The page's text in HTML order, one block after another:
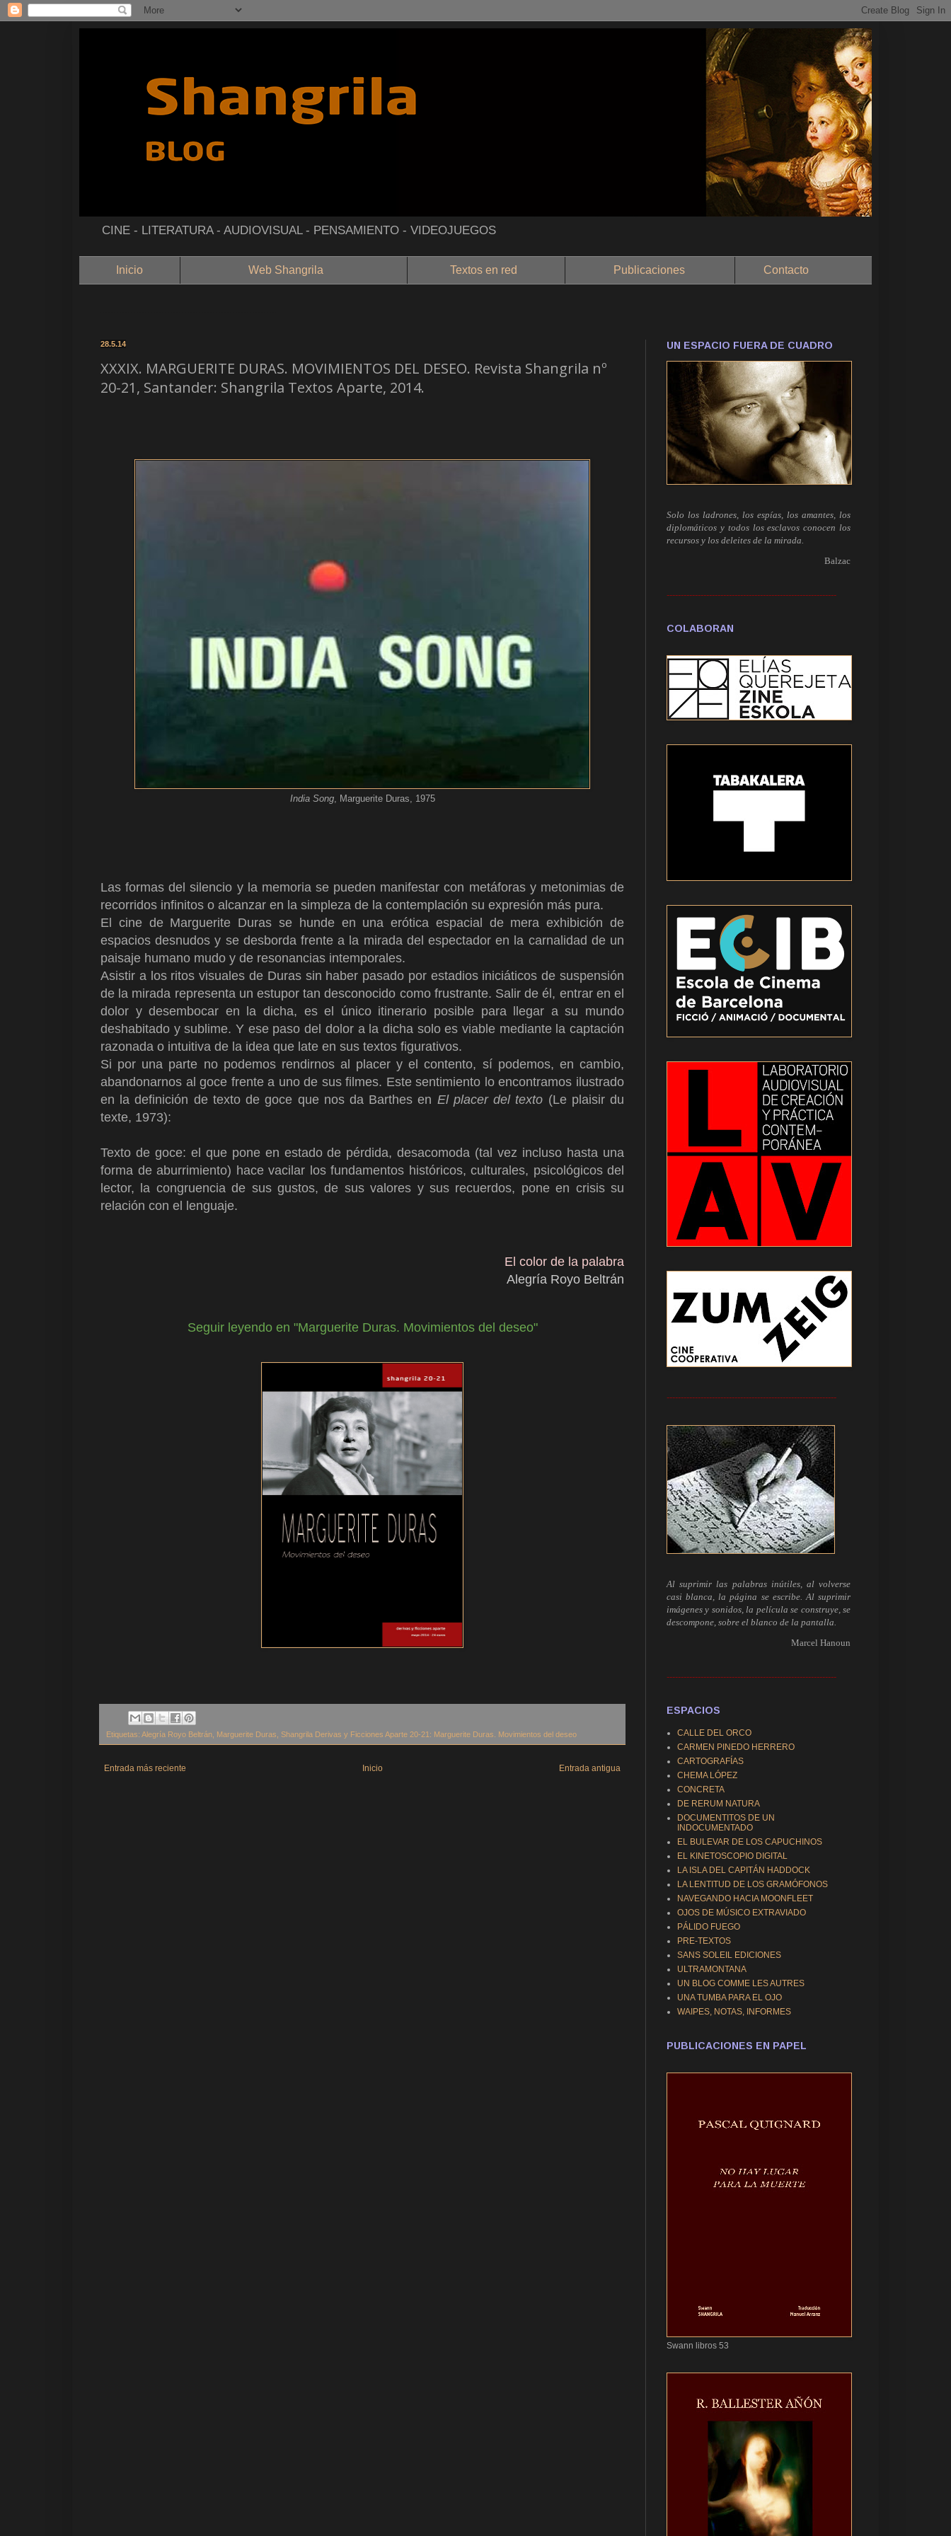
CINE - LITERATURA - AUDIOVISUAL - PENSAMIENTO - VIDEOJUEGOS
Inicio Web Shangrila Textos en red Publicaciones Contacto
28.5.14
XXXIX. MARGUERITE DURAS. MOVIMIENTOS DEL DESEO. Revista Shangrila nº
20-21, Santander: Shangrila Textos Aparte, 2014.
India Song, Marguerite Duras, 1975
Las formas del silencio y la memoria se pueden manifestar con metáforas y metonimias de
recorridos infinitos o alcanzar en la simpleza de la contemplación su expresión más pura.
El cine de Marguerite Duras se hunde en una erótica espacial de mera exhibición de
espacios desnudos y se desborda frente a la mirada del espectador en la carnalidad de un
paisaje humano mudo y de resonancias intemporales.
Asistir a los ritos visuales de Duras sin haber pasado por estadios iniciáticos de suspensión
de la mirada representa un estupor tan desconocido como frustrante. Salir de él, entrar en el
dolor y desembocar en la dicha, es el único itinerario posible para llegar a su mundo
deshabitado y sublime. Y ese paso del dolor a la dicha solo es viable mediante la captación
razonada o intuitiva de la idea que late en sus textos figurativos.
Si por una parte no podemos rendirnos al placer y el contento, sí podemos, en cambio,
abandonarnos al goce frente a uno de sus filmes. Este sentimiento lo encontramos ilustrado
en la definición de texto de goce que nos da Barthes en El placer del texto (Le plaisir du
texte, 1973):
Texto de goce: el que pone en estado de pérdida, desacomoda (tal vez incluso hasta una
forma de aburrimiento) hace vacilar los fundamentos históricos, culturales, psicológicos del
lector, la congruencia de sus gustos, de sus valores y sus recuerdos, pone en crisis su
relación con el lenguaje.
El color de la palabra
Alegría Royo Beltrán
Seguir leyendo en "Marguerite Duras. Movimientos del deseo"
Etiquetas: Alegría Royo Beltrán Marguerite Duras Shangrila Derivas y Ficciones Aparte 20-21: Marguerite Duras. Movimientos del deseo
Entrada más reciente Entrada antigua
Inicio
UN ESPACIO FUERA DE CUADRO
Solo los ladrones, los espías, los amantes, los
diplomáticos y todos los esclavos conocen los
recursos y los deleites de la mirada.
Balzac
------------------------------------------------------------
COLABORAN
------------------------------------------------------------
Al suprimir las palabras inútiles, al volverse
casi blanca, la página se escribe. Al suprimir
imágenes y sonidos, la película se construye, se
descompone, sobre el blanco de la pantalla.
Marcel Hanoun
------------------------------------------------------------
ESPACIOS
CALLE DEL ORCO
CARMEN PINEDO HERRERO
CARTOGRAFÍAS
CHEMA LÓPEZ
CONCRETA
DE RERUM NATURA
DOCUMENTITOS DE UN
INDOCUMENTADO
EL BULEVAR DE LOS CAPUCHINOS
EL KINETOSCOPIO DIGITAL
LA ISLA DEL CAPITÁN HADDOCK
LA LENTITUD DE LOS GRAMÓFONOS
NAVEGANDO HACIA MOONFLEET
OJOS DE MÚSICO EXTRAVIADO
PÁLIDO FUEGO
PRE-TEXTOS
SANS SOLEIL EDICIONES
ULTRAMONTANA
UN BLOG COMME LES AUTRES
UNA TUMBA PARA EL OJO
WAIPES, NOTAS, INFORMES
PUBLICACIONES EN PAPEL
Swann libros 53